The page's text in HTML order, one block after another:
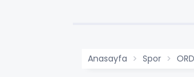
Anasayfa Spor